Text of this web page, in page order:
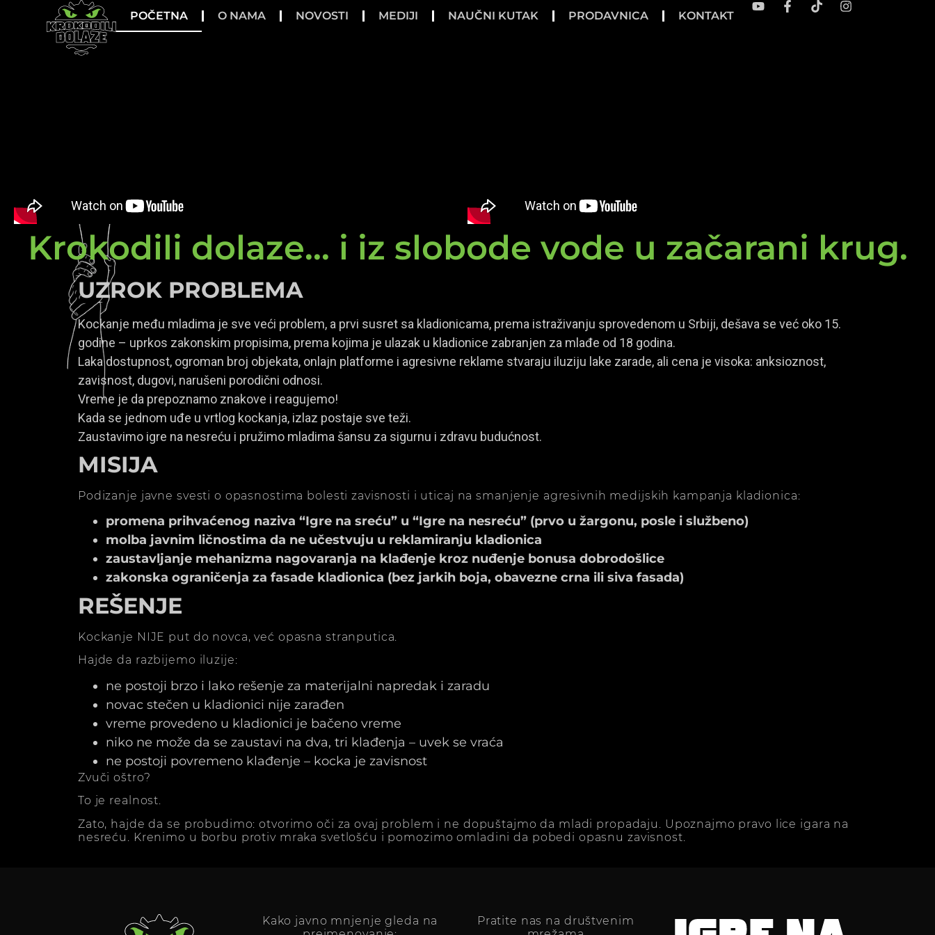
POČETNA O NAMA NOVOSTI MEDIJI NAUČNI KUTAK PRODAVNICA KONTAKT
Krokodili dolaze... i iz slobode vode u začarani krug.
UZROK PROBLEMA
Kockanje među mladima je sve veći problem, a prvi susret sa kladionicama, prema istraživanju sprovedenom u Srbiji, dešava se već oko 15.
godine – uprkos zakonskim propisima, prema kojima je ulazak u kladionice zabranjen za mlađe od 18 godina.
Laka dostupnost, ogroman broj objekata, onlajn platforme i agresivne reklame stvaraju iluziju lake zarade, ali cena je visoka: anksioznost,
zavisnost, dugovi, narušeni porodični odnosi.
Vreme je da prepoznamo znakove i reagujemo!
Kada se jednom uđe u vrtlog kockanja, izlaz postaje sve teži.
Zaustavimo igre na nesreću i pružimo mladima šansu za sigurnu i zdravu budućnost.
MISIJA
Podizanje javne svesti o opasnostima bolesti zavisnosti i uticaj na smanjenje agresivnih medijskih kampanja kladionica:
promena prihvaćenog naziva “Igre na sreću” u “Igre na nesreću” (prvo u žargonu, posle i službeno)
molba javnim ličnostima da ne učestvuju u reklamiranju kladionica
zaustavljanje mehanizma nagovaranja na klađenje kroz nuđenje bonusa dobrodošlice
zakonska ograničenja za fasade kladionica (bez jarkih boja, obavezne crna ili siva fasada)
REŠENJE
Kockanje NIJE put do novca, već opasna stranputica.
Hajde da razbijemo iluzije:
ne postoji brzo i lako rešenje za materijalni napredak i zaradu
novac stečen u kladionici nije zarađen
vreme provedeno u kladionici je bačeno vreme
niko ne može da se zaustavi na dva, tri klađenja – uvek se vraća
ne postoji povremeno klađenje – kocka je zavisnost
Zvuči oštro?
To je realnost.
Zato, hajde da se probudimo: otvorimo oči za ovaj problem i ne dopuštajmo da mladi propadaju. Upoznajmo pravo lice igara na
nesreću. Krenimo u borbu protiv mraka svetlošću i pomozimo omladini da pobedi opasnu zavisnost.
Kako javno mnjenje gleda na
Pratite nas na društvenim